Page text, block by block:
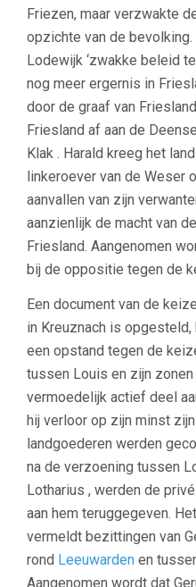
Friezen, maar verzwakte
opzichte van de
Lodewijk ‘zwakke beleid
nog meer ergernis in
door de graaf van
Friesland af aan de
Klak . Harald kreeg het
linkeroever van de Weser
aanvallen van zijn
aanzienlijk de macht van
Friesland. Aangenomen
bij de oppositie tegen de
Een document van de
in Kreuznach is
een opstand tegen de
tussen Louis en zijn
vermoedelijk actief deel
hij verloor op zijn minst
landgoederen werden
na de verzoening tussen
Lotharius , werden de
aan hem teruggegeven.
vermeldt bezittingen van
rond Leeuwarden en
Aangenomen wordt dat